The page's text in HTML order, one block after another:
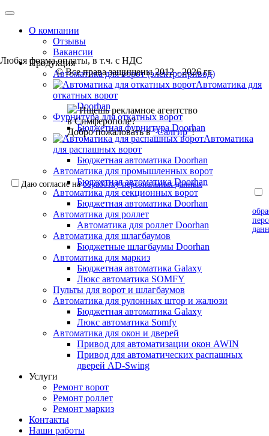
О компании
Отзывы
Вакансии
Продукция
Автоматика для ворот (электропривод)
Автоматика для
откатных ворот
Doorhan
Фурнитура для откатных ворот
Бюджетная фурнитура Doorhan
Автоматика
для распашных ворот
Бюджетная автоматика Doorhan
Автоматика для промышленных ворот
Бюджетная автоматика Doorhan
Автоматика для секционных ворот
Бюджетная автоматика Doorhan
Автоматика для роллет
Автоматика для роллет Doorhan
Автоматика для шлагбаумов
Бюджетные шлагбаумы Doorhan
Автоматика для маркиз
Бюджетная автоматика Galaxy
Люкс автоматика SOMFY
Пульты для ворот и шлагбаумов
Автоматика для рулонных штор и жалюзи
Бюджетная автоматика Galaxy
Люкс автоматика Somfy
Автоматика для окон и дверей
Привод для автоматизации окон AWIN
Привод для автоматических распашных
дверей AD-Swing
Услуги
Ремонт ворот
Ремонт роллет
Ремонт маркиз
Контакты
Наши работы
Любая форма оплаты, в т.ч. с НДС
Даю согласие наобработку персональных данных
© Все права защищены 2012 - 2026 гг.
Ищешь рекламное агентство
в Симферополе?
Добро пожаловать в"Салгир"!